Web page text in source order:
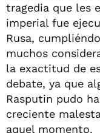
tragedia que les
imperial fue
Rusa,
muchos
la exactitud de
debate, ya que
Rasputin pudo
creciente
aquel momento.